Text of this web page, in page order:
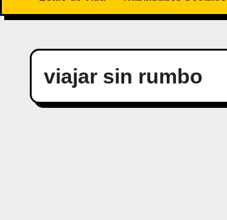
viajar sin rumbo